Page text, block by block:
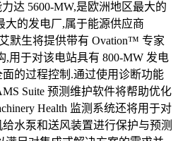
达 5600-MW,是欧洲地区最大的
大的发电厂,属于能源供应商
默生将提供带有 Ovation™ 专家
,用于对该电站具有 800-MW 发电
的过程控制.通过使用诊断功能
Suite 预测维护软件将帮助优化
Health 监测系统还将用于对
水泵和送风装置进行保护与预测